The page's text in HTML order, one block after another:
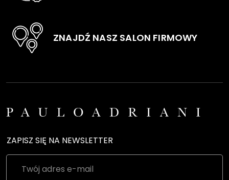
ZNAJDŹ NASZ SALON FIRMOWY
ZAPISZ SIĘ NA NEWSLETTER